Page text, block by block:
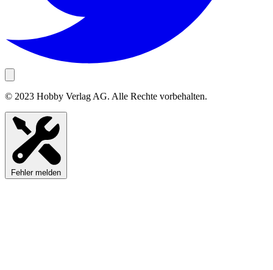
© 2023 Hobby Verlag AG. Alle Rechte vorbehalten.
Fehler melden